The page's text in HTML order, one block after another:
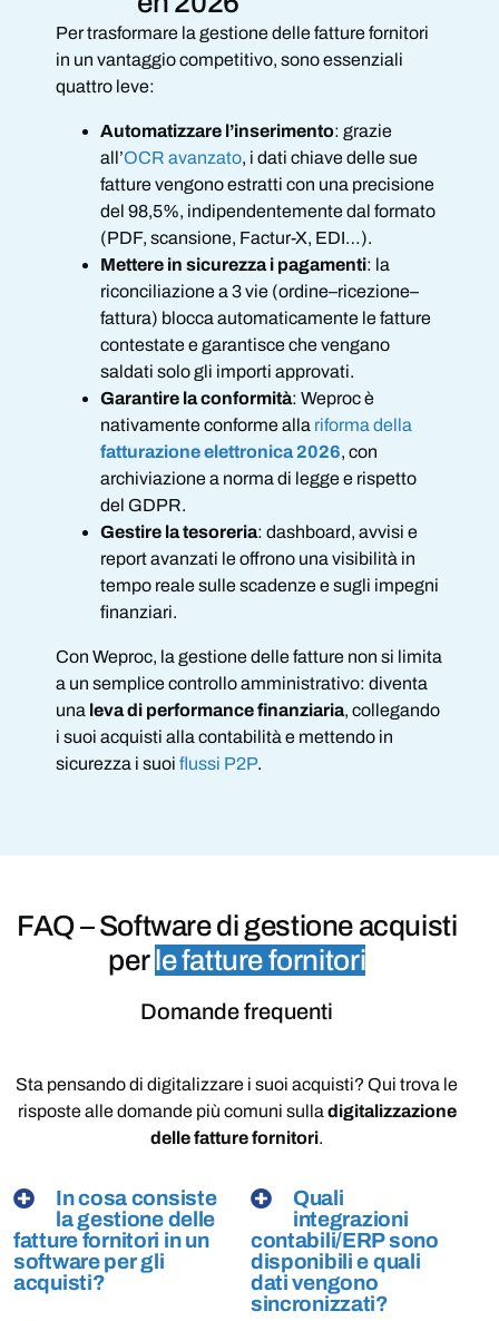
Per trasformare la gestione delle fatture fornitori
in un vantaggio competitivo, sono essenziali
quattro leve:
Automatizzare l’inserimento: grazie
all’OCR avanzato, i dati chiave delle sue
fatture vengono estratti con una precisione
del 98,5%, indipendentemente dal formato
(PDF, scansione, Factur-X, EDI…).
Mettere in sicurezza i pagamenti: la
riconciliazione a 3 vie (ordine–ricezione–
fattura) blocca automaticamente le fatture
contestate e garantisce che vengano
saldati solo gli importi approvati.
Garantire la conformità: Weproc è
nativamente conforme alla riforma della
fatturazione elettronica 2026, con
archiviazione a norma di legge e rispetto
del GDPR.
Gestire la tesoreria: dashboard, avvisi e
report avanzati le offrono una visibilità in
tempo reale sulle scadenze e sugli impegni
finanziari.
Con Weproc, la gestione delle fatture non si limita
a un semplice controllo amministrativo: diventa
una leva di performance finanziaria, collegando
i suoi acquisti alla contabilità e mettendo in
sicurezza i suoiflussi P2P.
FAQ –Software di gestione acquisti
per le fatture fornitori
Domande frequenti
Sta pensandodi digitalizzare i suoi acquisti? Qui trova le
rispostealledomande più comuni sulla digitalizzazione
dellefatturefornitori.
In cosa consiste
la gestione delle
fatture fornitori in un
software per gli
acquisti?
Quali
integrazioni
contabili/ERP sono
disponibili e quali
dati vengono
sincronizzati?